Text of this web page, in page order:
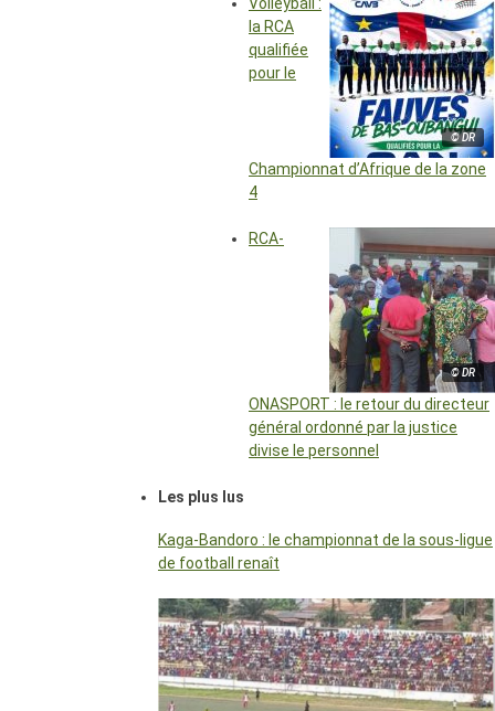
© DR
la RCA
qualifiée
pour le
Championnat d’Afrique de la zone
4
© DR
RCA-
ONASPORT : le retour du directeur
général ordonné par la justice
divise le personnel
Les plus lus
Kaga-Bandoro : le championnat de la sous-ligue
de football renaît